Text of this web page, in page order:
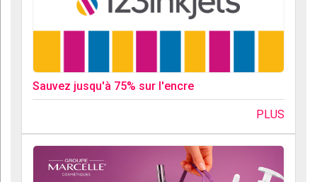
Sauvez jusqu'à 75% sur l'encre
PLUS